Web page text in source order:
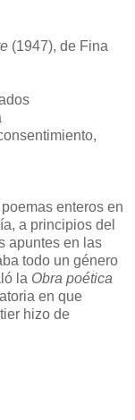
(1947), de Fina
enteros en
a principios del
apuntes en las
todo un género
la Obra poética
en que
hizo de